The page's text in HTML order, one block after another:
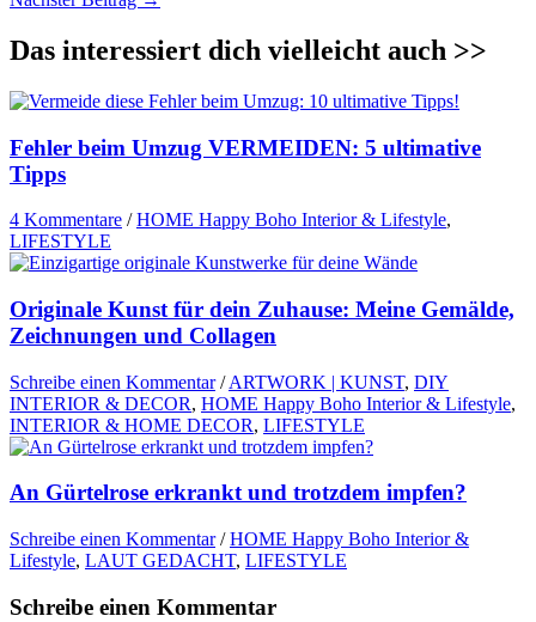
Das interessiert dich vielleicht auch >>
Fehler beim Umzug VERMEIDEN: 5 ultimative
Tipps
4 Kommentare /HOME Happy Boho Interior & Lifestyle,
LIFESTYLE
Originale Kunst für dein Zuhause: Meine Gemälde,
Zeichnungen und Collagen
Schreibe einen Kommentar /ARTWORK | KUNST, DIY
INTERIOR & DECOR, HOME Happy Boho Interior & Lifestyle,
INTERIOR & HOME DECOR, LIFESTYLE
An Gürtelrose erkrankt und trotzdem impfen?
Schreibe einen Kommentar /HOME Happy Boho Interior &
Lifestyle, LAUT GEDACHT, LIFESTYLE
Schreibe einen Kommentar